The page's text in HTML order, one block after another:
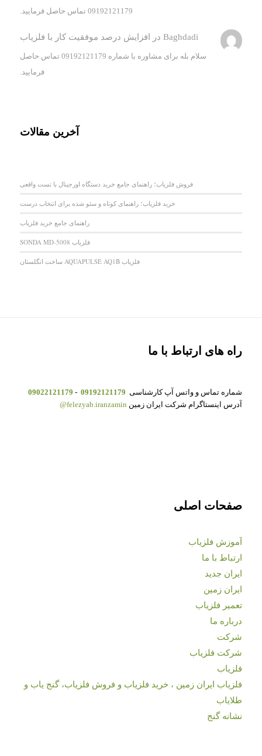
09192121179 تماس حاصل فرمایید.
Baghdadi در افزایش درصد موفقیت کار با فلزیاب
سلام بله برای مشاوره با شماره 09192121179 تماس حاصل
فرمایید.
آخرین مقالات
فروش فلزیاب؛ راهنمای جامع خرید دستگاه اورجینال با تست واقعی
خرید فلزیاب؛ راهنمای کوتاه و سئو شده برای انتخاب درست
راهنمای جامع خرید فلزیاب
فلزیاب SONDA MD-5008
فلزیاب AQUAPULSE AQ1B ساخت انگلستان
راه های ارتباط با ما
شماره تماس و واتس آپ کارشناسی 09192121179
-
09022121179
آدرس اینستاگرام شرکت ایران زمین felezyab.iranzamin@
صفحات اصلی
آموزش فلزیاب
ارتباط با ما
ایران جدید
ایران زمین
تعمیر فلزیاب
درباره ما
شرکت
شرکت فلزیاب
فلزیاب
فلزیاب ایران زمین ، خرید فلزیاب و فروش فلزیاب، گنج یاب و
طلایاب
نشانه گنج